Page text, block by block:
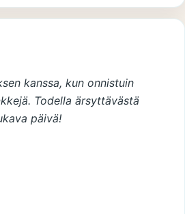
kanssa, kun onnistuin
Todella ärsyttävästä
päivä!